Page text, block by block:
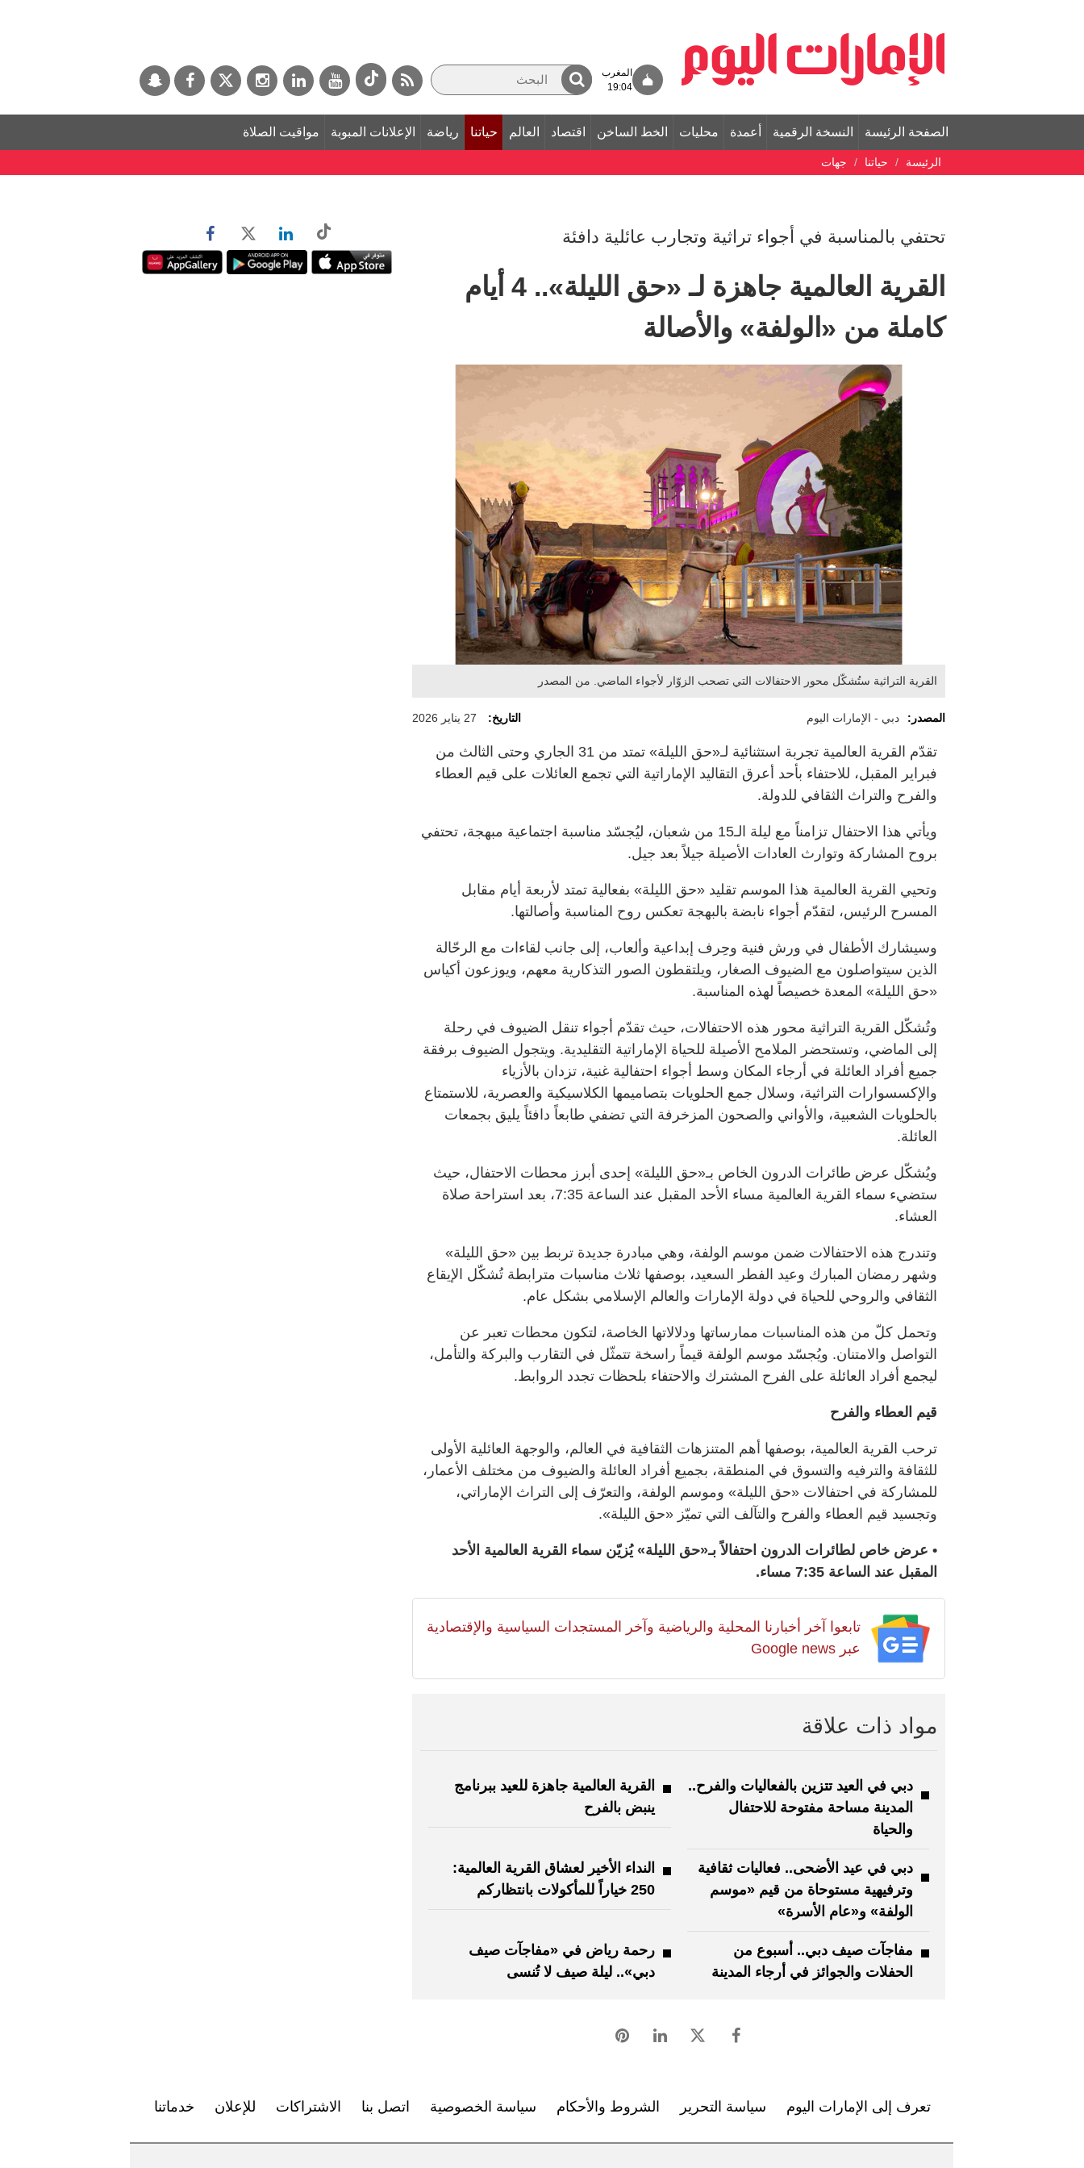
المغرب
19:04
الصفحة الرئيسة النسخة الرقمية أعمدة محليات الخط الساخن اقتصاد العالم حياتنا رياضة الإعلانات المبوبة مواقيت الصلاة
الرئيسة حياتنا جهات
تحتفي بالمناسبة في أجواء تراثية وتجارب عائلية دافئة
القرية العالمية جاهزة لـ «حق الليلة».. 4 أيام
كاملة من «الولفة» والأصالة
القرية التراثية ستُشكّل محور الاحتفالات التي تصحب الزوّار لأجواء الماضي. من المصدر
المصدر: دبي - الإمارات اليوم التاريخ: 27 يناير 2026
تقدّم القرية العالمية تجربة استثنائية لـ«حق الليلة» تمتد من 31 الجاري وحتى الثالث من
فبراير المقبل، للاحتفاء بأحد أعرق التقاليد الإماراتية التي تجمع العائلات على قيم العطاء
والفرح والتراث الثقافي للدولة.
ويأتي هذا الاحتفال تزامناً مع ليلة الـ15 من شعبان، ليُجسّد مناسبة اجتماعية مبهجة، تحتفي
بروح المشاركة وتوارث العادات الأصيلة جيلاً بعد جيل.
وتحيي القرية العالمية هذا الموسم تقليد «حق الليلة» بفعالية تمتد لأربعة أيام مقابل
المسرح الرئيس، لتقدّم أجواء نابضة بالبهجة تعكس روح المناسبة وأصالتها.
وسيشارك الأطفال في ورش فنية وحِرف إبداعية وألعاب، إلى جانب لقاءات مع الرحّالة
الذين سيتواصلون مع الضيوف الصغار، ويلتقطون الصور التذكارية معهم، ويوزعون أكياس
«حق الليلة» المعدة خصيصاً لهذه المناسبة.
وتُشكّل القرية التراثية محور هذه الاحتفالات، حيث تقدّم أجواء تنقل الضيوف في رحلة
إلى الماضي، وتستحضر الملامح الأصيلة للحياة الإماراتية التقليدية. ويتجول الضيوف برفقة
جميع أفراد العائلة في أرجاء المكان وسط أجواء احتفالية غنية، تزدان بالأزياء
والإكسسوارات التراثية، وسلال جمع الحلويات بتصاميمها الكلاسيكية والعصرية، للاستمتاع
بالحلويات الشعبية، والأواني والصحون المزخرفة التي تضفي طابعاً دافئاً يليق بجمعات
العائلة.
ويُشكّل عرض طائرات الدرون الخاص بـ«حق الليلة» إحدى أبرز محطات الاحتفال، حيث
ستضيء سماء القرية العالمية مساء الأحد المقبل عند الساعة 7:35، بعد استراحة صلاة
العشاء.
وتندرج هذه الاحتفالات ضمن موسم الولفة، وهي مبادرة جديدة تربط بين «حق الليلة»
وشهر رمضان المبارك وعيد الفطر السعيد، بوصفها ثلاث مناسبات مترابطة تُشكّل الإيقاع
الثقافي والروحي للحياة في دولة الإمارات والعالم الإسلامي بشكل عام.
وتحمل كلّ من هذه المناسبات ممارساتها ودلالاتها الخاصة، لتكون محطات تعبر عن
التواصل والامتنان. ويُجسّد موسم الولفة قيماً راسخة تتمثّل في التقارب والبركة والتأمل،
ليجمع أفراد العائلة على الفرح المشترك والاحتفاء بلحظات تجدد الروابط.
قيم العطاء والفرح
ترحب القرية العالمية، بوصفها أهم المتنزهات الثقافية في العالم، والوجهة العائلية الأولى
للثقافة والترفيه والتسوق في المنطقة، بجميع أفراد العائلة والضيوف من مختلف الأعمار،
للمشاركة في احتفالات «حق الليلة» وموسم الولفة، والتعرّف إلى التراث الإماراتي،
وتجسيد قيم العطاء والفرح والتآلف التي تميّز «حق الليلة».
• عرض خاص لطائرات الدرون احتفالاً بـ«حق الليلة» يُزيّن سماء القرية العالمية الأحد
المقبل عند الساعة 7:35 مساء.
تابعوا آخر أخبارنا المحلية والرياضية وآخر المستجدات السياسية والإقتصادية
عبر Google news
مواد ذات علاقة
دبي في العيد تتزين بالفعاليات والفرح..
المدينة مساحة مفتوحة للاحتفال
والحياة
القرية العالمية جاهزة للعيد ببرنامج
ينبض بالفرح
دبي في عيد الأضحى.. فعاليات ثقافية
وترفيهية مستوحاة من قيم «موسم
الولفة» و«عام الأسرة»
النداء الأخير لعشاق القرية العالمية:
250 خياراً للمأكولات بانتظاركم
مفاجآت صيف دبي.. أسبوع من
الحفلات والجوائز في أرجاء المدينة
رحمة رياض في «مفاجآت صيف
دبي».. ليلة صيف لا تُنسى
تعرف إلى الإمارات اليوم سياسة التحرير الشروط والأحكام سياسة الخصوصية اتصل بنا الاشتراكات للإعلان خدماتنا